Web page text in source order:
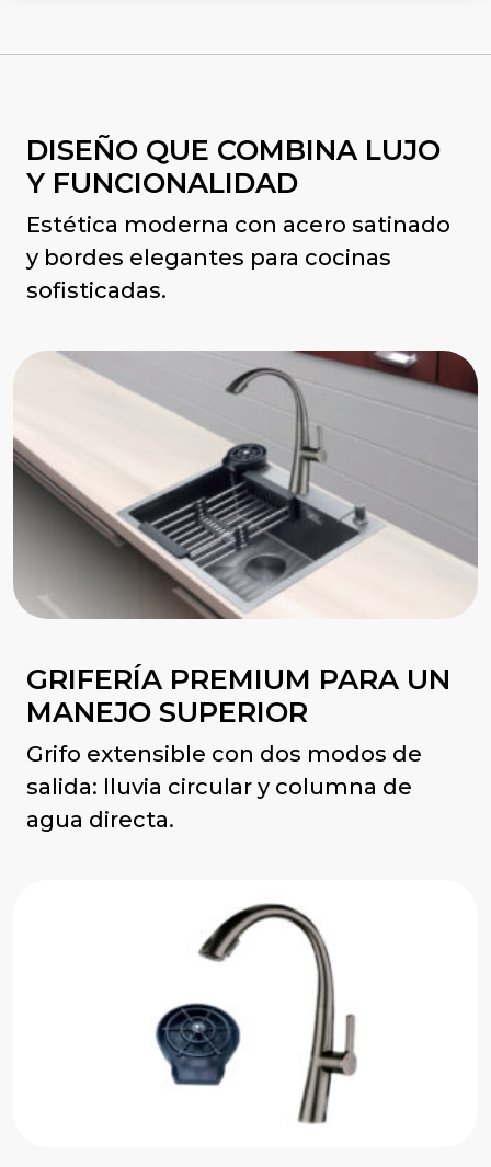
DISEÑO QUE COMBINA LUJO
Y FUNCIONALIDAD
Estética moderna con acero satinado
y bordes elegantes para cocinas
sofisticadas.
GRIFERÍA PREMIUM PARA UN
MANEJO SUPERIOR
Grifo extensible con dos modos de
salida: lluvia circular y columna de
agua directa.